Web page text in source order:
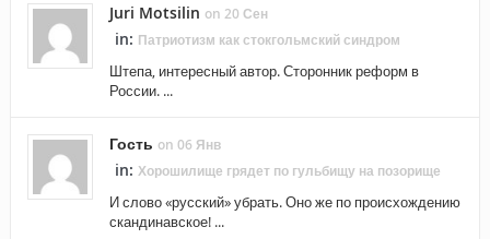
Juri Motsilin on 20 Сен
in: Патриотизм как стокгольмский синдром
Штепа, интересный автор. Сторонник реформ в
России. ...
Гость on 06 Янв
in: Хорошилище грядет по гульбищу на позорище
И слово «русский» убрать. Оно же по происхождению
скандинавское! ...